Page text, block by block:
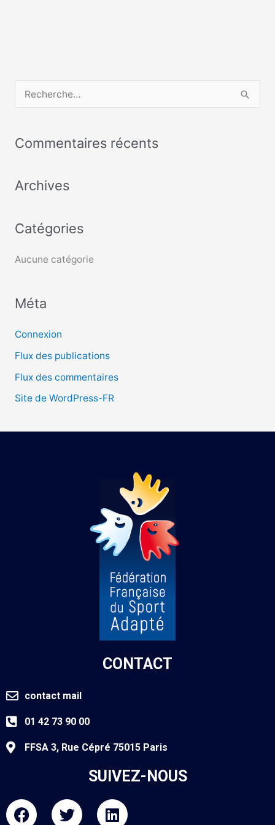
c
r
h
:
Commentaires récents
Archives
Catégories
Aucune catégorie
Méta
Connexion
Flux des publications
Flux des commentaires
Site de WordPress-FR
CONTACT
contact mail
01 42 73 90 00
FFSA 3, Rue Cépré 75015 Paris
SUIVEZ-NOUS
F
T
L